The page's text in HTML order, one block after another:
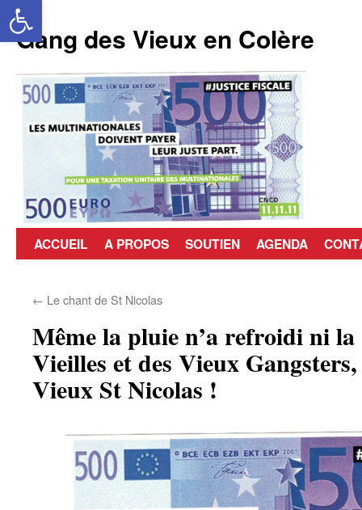
Aller
au
contenu
Gang des Vieux en Colère
ACCUEIL A PROPOS SOUTIEN AGENDA
← Le chant de St Nicolas
Même la pluie n’a refroidi ni la
Vieilles et des Vieux
Vieux St Nicolas !